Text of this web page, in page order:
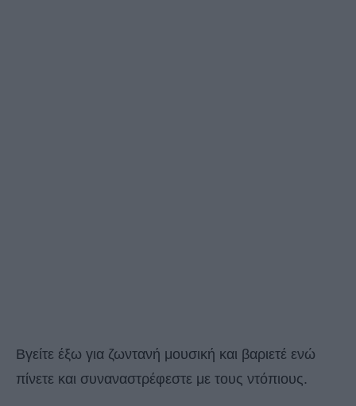
Βγείτε έξω για ζωντανή μουσική και βαριετέ ενώ
πίνετε και συναναστρέφεστε με τους ντόπιους.